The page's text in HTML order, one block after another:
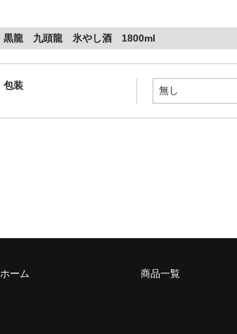
黒龍 九頭龍 氷やし酒 1800ml
包装
ホーム 商品一覧